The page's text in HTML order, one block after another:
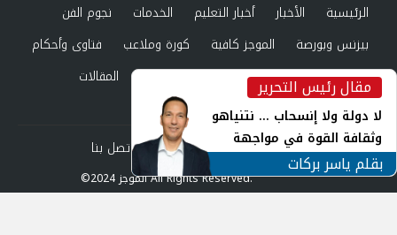
مقال رئيس التحرير
لا دولة ولا إنسحاب ... نتنياهو
وثقافة القوة في مواجهة
المجهول
بقلم ياسر بركات
الرئيسية الأخبار أخبار التعليم الخدمات
نجوم الفن
بيزنس وبورصة
الموجز كافية كورة وملاعب
فتاوى وأحكام
صحة وجمال
عرب وعالم حوادث ومحاكم
المقالات
العدد الورقي
من نحن
سياسة الخصوصية اتصل بنا
©2024 الموجز All Rights Reserved.